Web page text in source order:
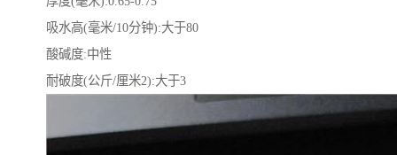
吸水高(毫米/10分钟):大于80
酸碱度:中性
耐破度(公斤/厘米2):大于3